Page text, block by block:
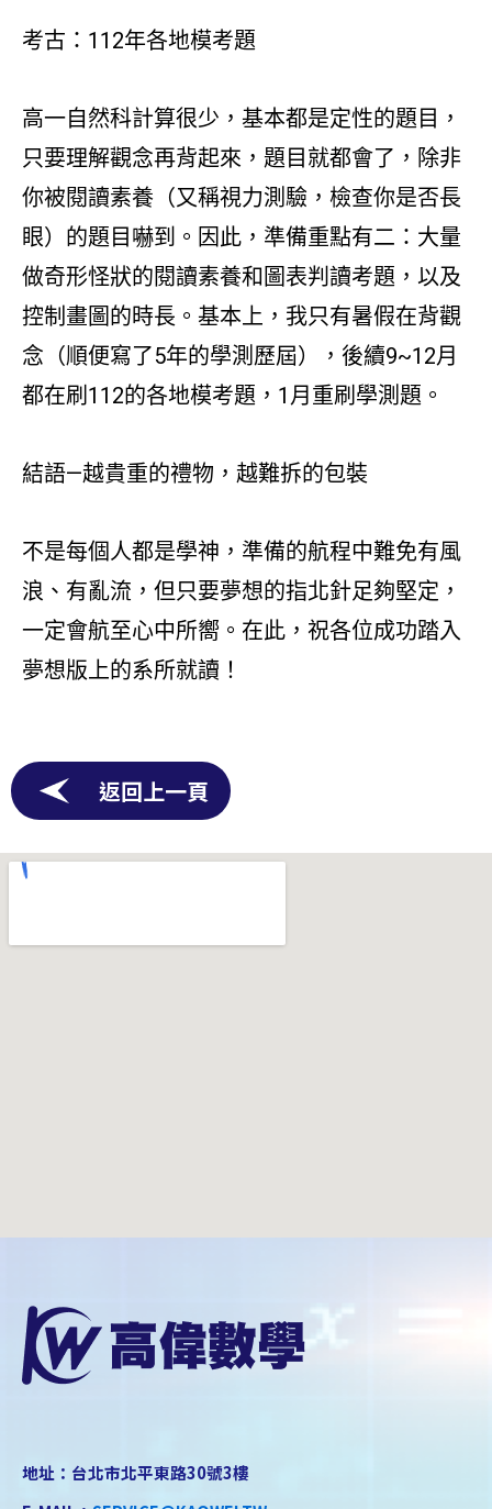
考古：112年各地模考題
高一自然科計算很少，基本都是定性的題目，
只要理解觀念再背起來，題目就都會了，除非
你被閱讀素養（又稱視力測驗，檢查你是否長
眼）的題目嚇到。因此，準備重點有二：大量
做奇形怪狀的閱讀素養和圖表判讀考題，以及
控制畫圖的時長。基本上，我只有暑假在背觀
念（順便寫了5年的學測歷屆），後續9~12月
都在刷112的各地模考題，1月重刷學測題。
結語—越貴重的禮物，越難拆的包裝
不是每個人都是學神，準備的航程中難免有風
浪、有亂流，但只要夢想的指北針足夠堅定，
一定會航至心中所嚮。在此，祝各位成功踏入
夢想版上的系所就讀！
返回上一頁
地址：台北市北平東路30號3樓